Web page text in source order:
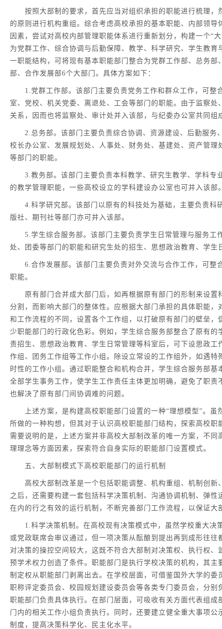
按照大部制的要求，首先应当对组织承担的职能进行梳理，
的原则进行机构重组。综合考虑高校承担的基本职能、内部领
因素，尝试对高校内部管理职能体系进行重新划分，构建一个“
为党群工作、综合协调与后勤保障、教学、科学研究、学生教
一职能结构，可将现有基本职能部门整合为党群工作部、总务
部、合作发展部6个大部门。具体方案如下：
1.党群工作部。该部门主要负责党务工作和群众工作，可整
室、党校、机关党委、离退处、工会等部门的职能。由于监察
关系，因而也将监察处、审计处并入该部，与纪委办公室共同组
2.总务部。该部门主要负责综合协调、资源建设、后勤服务
校长办公室、发展规划处、人事处、财务处、基建处、资产管
等部门的职能。
3.教务部。该部门主要负责本科教学、研究生教学、学科专
的教学管理职能，一些高校设立的学科建设办公室也可并入该部
4.科学研究部。该部门以原有的科技处为基础，主要负责科
版社、期刊社等部门亦可并入该部。
5.学生综合服务部。该部门主要负责学生日常管理与服务工
处、团委等部门的职能和研究生处的招生、思想政治教育、学生
6.合作发展部。该部门主要负责对外交流与合作工作，可整
职能。
原有部门合并成大部门后，如再根据原有部门的形制来设置
分割，而影响大部门的整体性。应根据大部门承担的具体职能
和工作流程的不同，设置各个工作组，以打破原有部门的壁垒
少职能部门的行政化色彩。例如，学生综合服务部整合了原有
责招生、思想政治教育、学生日常管理等科室后，可下设思政
作组、团务工作组等工作小组。除设立常设的工作组外，如遇
时性的工作小组。通过职能整合和机构合并，学生综合服务部
全部学生事务工作，使学生工作责任主体更加明确，避免了职
也解决了原有部门间协调难的问题。
上述方案，是构建高校职能部门设置的一种“理想模型”。虽
所做的一种构想，但其对于认识高校职能部门结构，探索高校
需要说明的是，上述方案并非高校大部制改革的唯一方案，不
理理念等方面因素，探索符合自身实际的职能部门设置模式。
五、大部制模式下高校职能部门的运行机制
高校大部制改革是一个包括职能调整、机构重组、机制创新
之后，还需要构建一套包括科学决策机制、沟通协调机制、弹
在内的行之有效的运行机制，不断完善部门工作流程，以保证大
1.科学决策机制。在高校现有决策模式中，虽然学校重大决
或党政联席会审议通过，但一项决策从酝酿到提出再到成形往
对决策的操控空间较大，这既不符合大部制对决策权、执行权
预学术权力创造了条件。职能部门是执行学校决策的机构，其
制定权从职能部门剥离出去。在学校层面，可借鉴国外大学的
职称评定委员会、校园规划建设委员会等各类专门委员会，分
职能部门负责具体执行。在部门层面，可吸收有关方面代表组
门内的相关工作小组负责执行。同时，还要建立健全重大事项
制度，提高决策科学化、民主化水平。